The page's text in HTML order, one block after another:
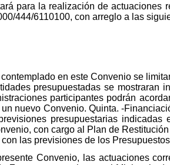
para la realización de actuaciones
444/6110100, con arreglo a las
en este Convenio se
presupuestadas se mostraran
participantes podrán
nuevo Convenio. Quinta. -
presupuestarias
con cargo al Plan de
las previsiones de los
Convenio, las actuaciones